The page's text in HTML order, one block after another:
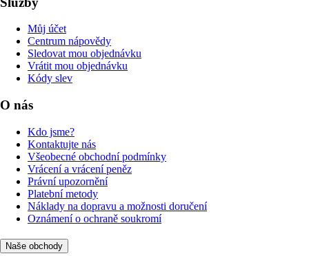
Můj účet
Centrum nápovědy
Sledovat mou objednávku
Vrátit mou objednávku
Kódy slev
O nás
Kdo jsme?
Kontaktujte nás
Všeobecné obchodní podmínky
Vrácení a vrácení peněz
Právní upozornění
Platební metody
Náklady na dopravu a možnosti doručení
Oznámení o ochraně soukromí
Naše obchody